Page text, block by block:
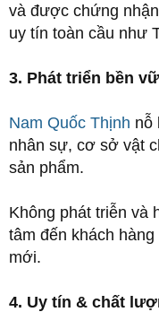
và được chứng
uy tín toàn cầu như
3. Phát triển bền
Nam Quốc Thịnh nỗ
nhân sự, cơ sở vật
sản phẩm.
Không phát triễn và
tâm đến khách
mới.
4. Uy tín & chất